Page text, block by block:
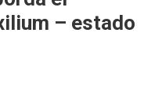
– estado